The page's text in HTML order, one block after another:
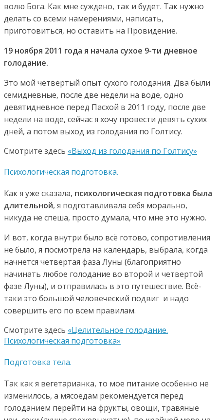
волю Бога. Как мне суждено, так и будет. Так нужно
делать со всеми намерениями, написать,
приготовиться, но оставить на Провидение.
19 ноября 2011 года я начала сухое 9-ти дневное
голодание.
Это мой четвертый опыт сухого голодания. Два были
семидневные, после две недели на воде, одно
девятидневное перед Пасхой в 2011 году, после две
недели на воде, сейчас я хочу провести девять сухих
дней, а потом выход из голодания по Голтису.
Смотрите здесь «Выход из голодания по Голтису»
Психологическая подготовка.
Как я уже сказала, психологическая подготовка была
длительной, я подготавливала себя морально,
никуда не спеша, просто думала, что мне это нужно.
И вот, когда внутри было всё готово, сопротивления
не было, я посмотрела на календарь, выбрала, когда
начнется четвертая фаза Луны (благоприятно
начинать любое голодание во второй и четвертой
фазе Луны), и отправилась в это путешествие. Всё-
таки это большой человеческий подвиг и надо
совершить его по всем правилам.
Смотрите здесь «Целительное голодание.
Психологическая подготовка»
Подготовка тела.
Так как я вегетарианка, то мое питание особенно не
изменилось, а мясоедам рекомендуется перед
голоданием перейти на фрукты, овощи, травяные